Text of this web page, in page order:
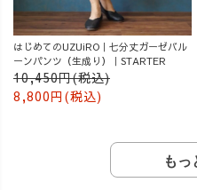
はじめてのUZUiRO｜七分丈ガーゼバル
ーンパンツ（生成り）｜STARTER
10,450円(税込)
8,800円(税込)
もっ